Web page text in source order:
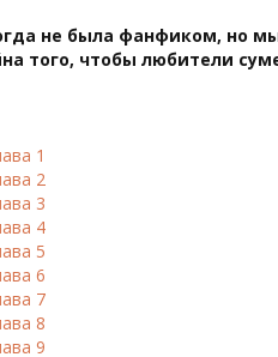
не была фанфиком, но
того, чтобы любители
1
2
3
4
5
6
7
8
9